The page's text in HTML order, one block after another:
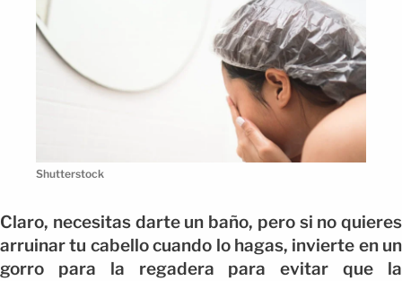
Shutterstock
Claro, necesitas darte un baño, pero si no quieres
arruinar tu cabello cuando lo hagas, invierte en un
gorro para la regadera para evitar que la